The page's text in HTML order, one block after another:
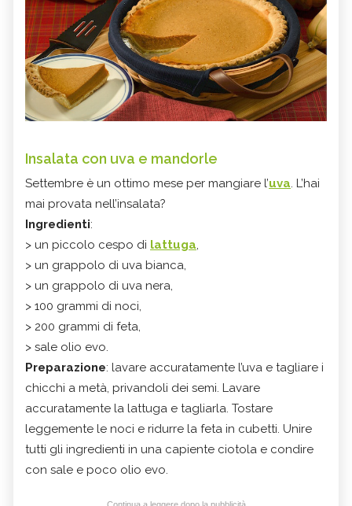
Insalata con uva e mandorle
Settembre è un ottimo mese per mangiare l’uva. L’hai
mai provata nell’insalata?
Ingredienti:
> un piccolo cespo di lattuga,
> un grappolo di uva bianca,
> un grappolo di uva nera,
> 100 grammi di noci,
> 200 grammi di feta,
> sale olio evo.
Preparazione: lavare accuratamente l’uva e tagliare i
chicchi a metà, privandoli dei semi. Lavare
accuratamente la lattuga e tagliarla. Tostare
leggemente le noci e ridurre la feta in cubetti. Unire
tutti gli ingredienti in una capiente ciotola e condire
con sale e poco olio evo.